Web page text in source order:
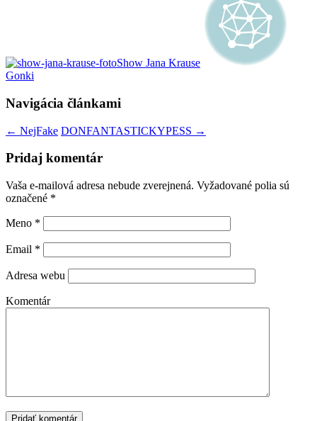
Show Jana Krause
Gonki
Navigácia článkami
← NejFake DONFANTASTICKYPESS →
Pridaj komentár
Vaša e-mailová adresa nebude zverejnená. Vyžadované polia sú
označené *
Meno *
Email *
Adresa webu
Komentár